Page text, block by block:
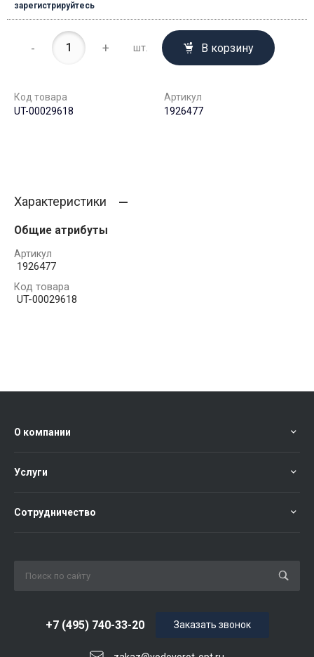
зарегистрируйтесь
- + шт. В корзину
Код товара
UT-00029618
Артикул
1926477
Характеристики
Общие атрибуты
Артикул
1926477
Код товара
UT-00029618
О компании
Услуги
Сотрудничество
+7 (495) 740-33-20 Заказать звонок